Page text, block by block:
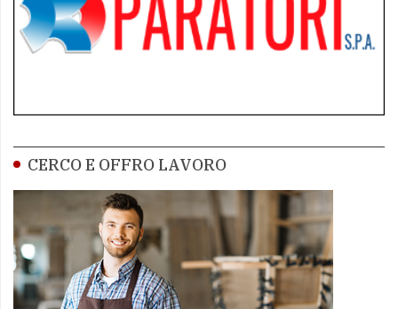
CERCO E OFFRO LAVORO